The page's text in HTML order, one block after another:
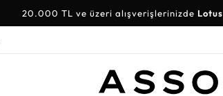
20.000 TL ve üzeri alışverişlerinizde
30.000 TL ve üzeri alışverişlerinizdeSu